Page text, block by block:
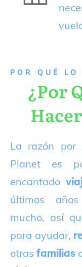
P OR QUÉ LO
¿Por
La razón por
Planet es
encantado
últimos
mucho, así
para ayudar,
otrasfamilias